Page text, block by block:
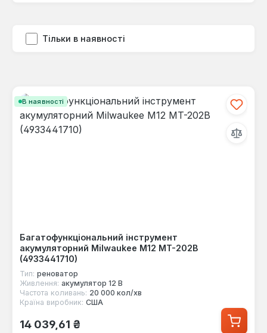
Тільки в наявності
В наявності
Багатофункціональний інструмент
акумуляторний Milwaukee M12 MT-202B
(4933441710)
Тип: реноватор
Живлення: акумулятор 12 В
Частота коливань: 20 000 кол/хв
Країна виробник: США
Звичайна ціна:
14 039,61 ₴